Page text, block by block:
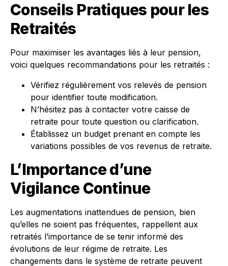
Conseils Pratiques pour les
Retraités
Pour maximiser les avantages liés à leur pension,
voici quelques recommandations pour les retraités :
Vérifiez régulièrement vos relevés de pension
pour identifier toute modification.
N’hésitez pas à contacter votre caisse de
retraite pour toute question ou clarification.
Établissez un budget prenant en compte les
variations possibles de vos revenus de retraite.
L’Importance d’une
Vigilance Continue
Les augmentations inattendues de pension, bien
qu’elles ne soient pas fréquentes, rappellent aux
retraités l’importance de se tenir informé des
évolutions de leur régime de retraite. Les
changements dans le système de retraite peuvent